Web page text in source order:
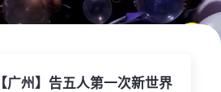
【广州】告五人第一次新世界